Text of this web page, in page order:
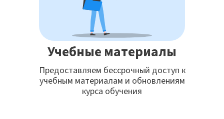
Учебные материалы
Предоставляем бессрочный доступ к
учебным материалам и обновлениям
курса обучения